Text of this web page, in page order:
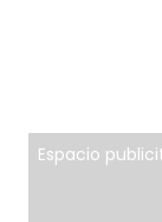
Espacio